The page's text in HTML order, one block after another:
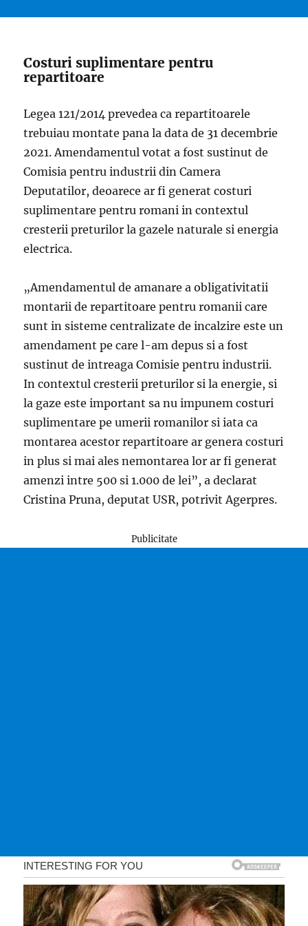
Costuri suplimentare pentru
repartitoare
Legea 121/2014 prevedea ca repartitoarele
trebuiau montate pana la data de 31 decembrie
2021. Amendamentul votat a fost sustinut de
Comisia pentru industrii din Camera
Deputatilor, deoarece ar fi generat costuri
suplimentare pentru romani in contextul
cresterii preturilor la gazele naturale si energia
electrica.
„Amendamentul de amanare a obligativitatii
montarii de repartitoare pentru romanii care
sunt in sisteme centralizate de incalzire este un
amendament pe care l-am depus si a fost
sustinut de intreaga Comisie pentru industrii.
In contextul cresterii preturilor si la energie, si
la gaze este important sa nu impunem costuri
suplimentare pe umerii romanilor si iata ca
montarea acestor repartitoare ar genera costuri
in plus si mai ales nemontarea lor ar fi generat
amenzi intre 500 si 1.000 de lei”, a declarat
Cristina Pruna, deputat USR, potrivit Agerpres.
Publicitate